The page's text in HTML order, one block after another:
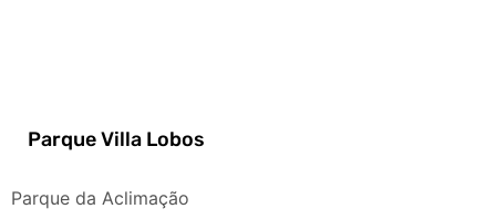
Parque Villa Lobos
Parque da Aclimação